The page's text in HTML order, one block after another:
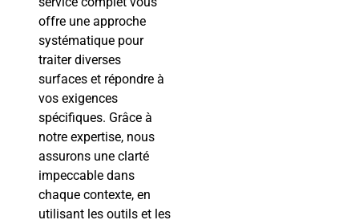
offre une approche
systématique pour
traiter diverses
surfaces et répondre à
vos exigences
spécifiques. Grâce à
notre expertise, nous
assurons une clarté
impeccable dans
chaque contexte, en
utilisant les outils et les